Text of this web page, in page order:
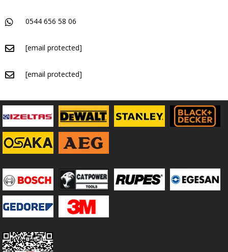
0544 656 58 06
[email protected]
[email protected]